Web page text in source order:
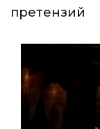
претензий